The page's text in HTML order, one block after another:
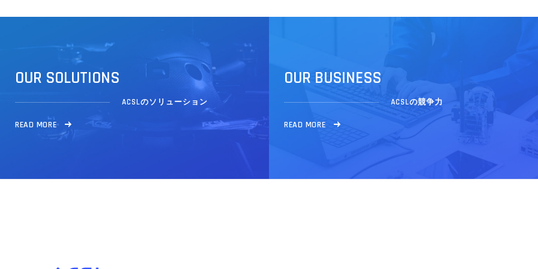
OUR SOLUTIONS
ACSLのソリューション
READ MORE
OUR BUSINESS
ACSLの競争力
READ MORE